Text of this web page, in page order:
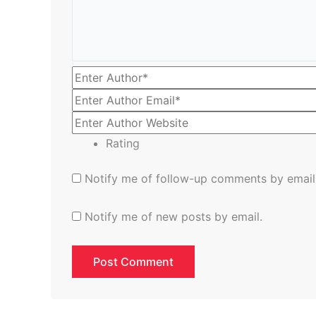
Rating
Notify me of follow-up comments by
Notify me of new posts by email.